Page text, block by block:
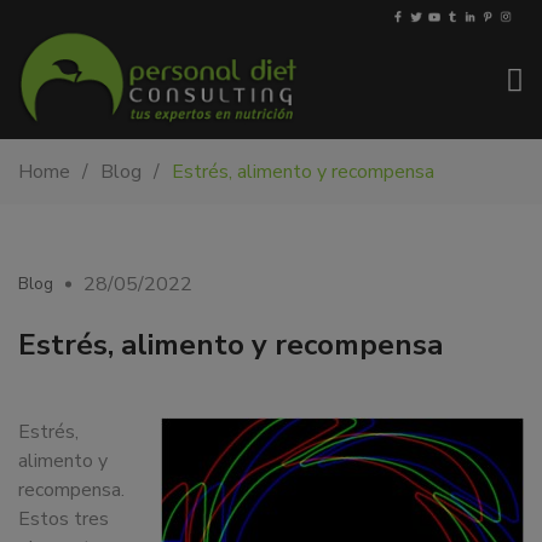
PDiet.com
y
Barcelona.
Mejoramos
la
nutrición
personas
y
también
nos
Home Blog Estrés, alimento y recompensa
Blog 28/05/2022
Estrés, alimento y recompensa
Estrés,
alimento y
recompensa.
Estos tres